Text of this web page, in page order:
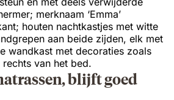
blijft goed